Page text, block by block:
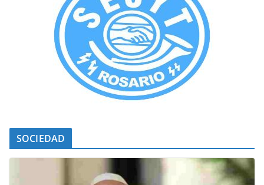
SOCIEDAD